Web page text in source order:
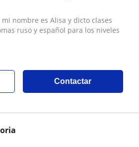
mi nombre es Alisa y dicto clases
ruso y español para los niveles
Contactar